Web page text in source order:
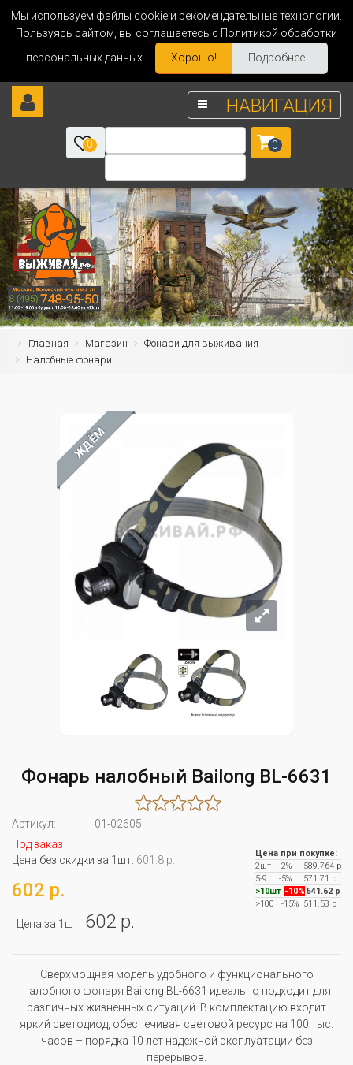
Мы используем файлы cookie и рекомендательные технологии.
Пользуясь сайтом, вы соглашаетесь с Политикой обработки
персональных данных.
Хорошо! Подробнее...
НАВИГАЦИЯ
0 0
Главная Магазин
Фонари для выживания
Налобные фонари
ЖДЁМ
Фонарь налобный Bailong BL-6631
Артикул:
01-02605
Под заказ
Цена без скидки за 1шт: 601.8 р.
602 р.
Цена за 1шт: 602 р.
Цена при покупке:
2шт
-2%
589.764 р
5-9
-5%
571.71 р
>10шт -10% 541.62 р
>100
-15% 511.53 р
Сверхмощная модель удобного и функционального
налобного фонаря Bailong BL-6631 идеально подходит для
различных жизненных ситуаций. В комплектацию входит
яркий светодиод, обеспечивая световой ресурс на 100 тыс.
часов – порядка 10 лет надежной эксплуатации без
перерывов.